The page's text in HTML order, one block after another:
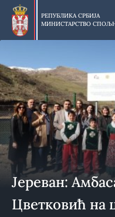
Прескочи
главни
део
РЕПУБЛИКА СРБИЈА
МИНИСТАРСТВО
Јереван:
Цветковић на